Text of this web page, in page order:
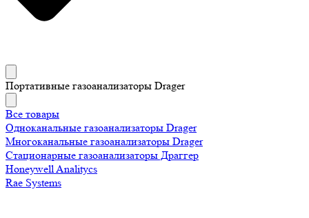
Портативные газоанализаторы Drager
Все товары
Одноканальные газоанализаторы Drager
Многоканальные газоанализаторы Drager
Стационарные газоанализаторы Драггер
Honeywell Analitycs
Rae Systems